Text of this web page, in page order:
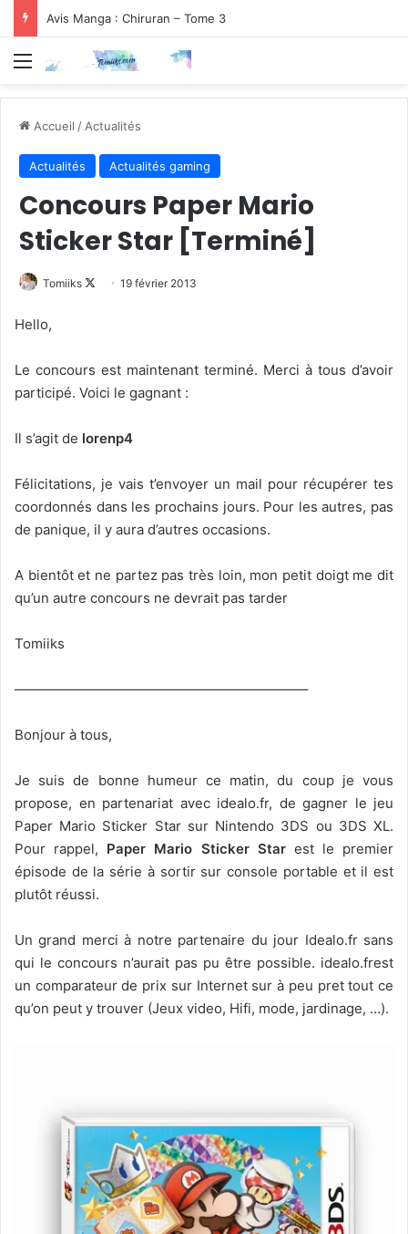
Avis Manga : Chiruran – Tome 3
Menu
Accueil / Actualités
Actualités Actualités gaming
Concours Paper Mario
Sticker Star [Terminé]
Tomiiks
Follow19 février 2013
Hello,
Le concours est maintenant terminé. Merci à tous d’avoir
participé. Voici le gagnant :
Il s’agit de lorenp4
Félicitations, je vais t’envoyer un mail pour récupérer tes
coordonnés dans les prochains jours. Pour les autres, pas
de panique, il y aura d’autres occasions.
A bientôt et ne partez pas très loin, mon petit doigt me dit
qu’un autre concours ne devrait pas tarder
Tomiiks
—————————————————————–
Bonjour à tous,
Je suis de bonne humeur ce matin, du coup je vous
propose, en partenariat avec idealo.fr, de gagner le jeu
Paper Mario Sticker Star sur Nintendo 3DS ou 3DS XL.
Pour rappel, Paper Mario Sticker Star est le premier
épisode de la série à sortir sur console portable et il est
plutôt réussi.
Un grand merci à notre partenaire du jour Idealo.fr sans
qui le concours n’aurait pas pu être possible. idealo.frest
un comparateur de prix sur Internet sur à peu pret tout ce
qu’on peut y trouver (Jeux video, Hifi, mode, jardinage, …).